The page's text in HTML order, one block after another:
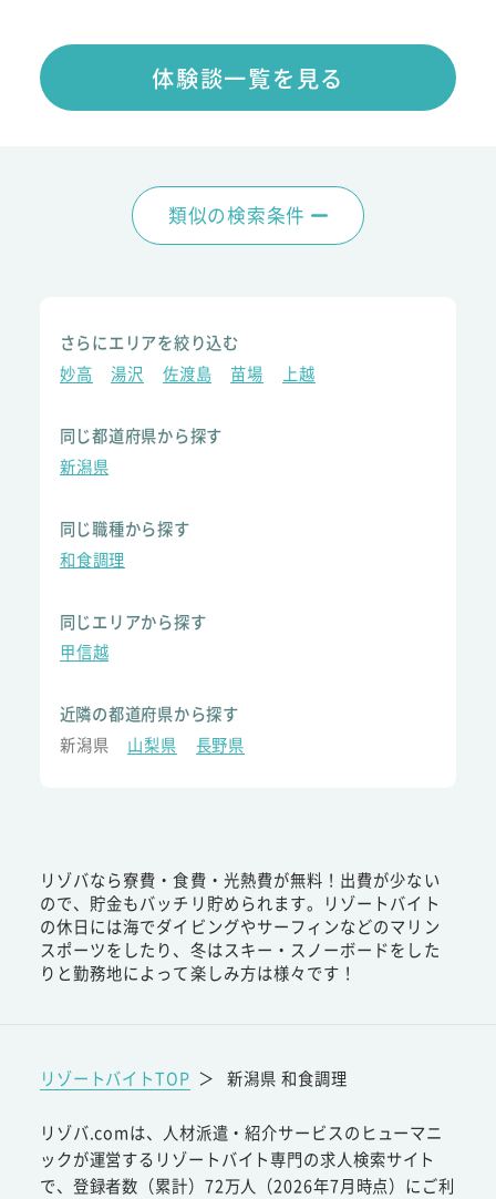
体験談一覧を見る
類似の検索条件
さらにエリアを絞り込む
妙高
湯沢 佐渡島 苗場 上越
同じ都道府県から探す
新潟県
同じ職種から探す
和食調理
同じエリアから探す
甲信越
近隣の都道府県から探す
新潟県
山梨県 長野県
リゾバなら寮費・食費・光熱費が無料！出費が少ない
ので、貯金もバッチリ貯められます。リゾートバイト
の休日には海でダイビングやサーフィンなどのマリン
スポーツをしたり、冬はスキー・スノーボードをした
りと勤務地によって楽しみ方は様々です！
リゾートバイトTOP ＞ 新潟県 和食調理
リゾバ.comは、人材派遣・紹介サービスのヒューマニ
ックが運営するリゾートバイト専門の求人検索サイト
で、登録者数（累計）72万人（2026年7月時点）にご利